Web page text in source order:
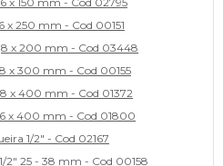
x 250 mm - Cod 00151
x 200 mm - Cod 03448
x 300 mm - Cod 00155
x 400 mm - Cod 01372
x 400 mm - Cod 01800
1/2" - Cod 02167
2" 25 - 38 mm - Cod 00158